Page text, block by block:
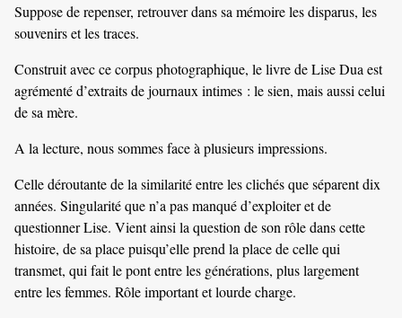
Suppose de repenser, retrouver dans sa mémoire les disparus, les
souvenirs et les traces.
Construit avec ce corpus photographique, le livre de Lise Dua est
agrémenté d’extraits de journaux intimes : le sien, mais aussi celui
de sa mère.
A la lecture, nous sommes face à plusieurs impressions.
Celle déroutante de la similarité entre les clichés que séparent dix
années. Singularité que n’a pas manqué d’exploiter et de
questionner Lise. Vient ainsi la question de son rôle dans cette
histoire, de sa place puisqu’elle prend la place de celle qui
transmet, qui fait le pont entre les générations, plus largement
entre les femmes. Rôle important et lourde charge.